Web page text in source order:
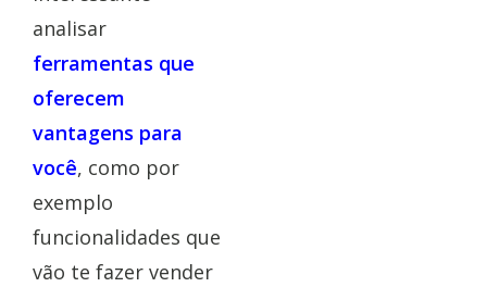
analisar
ferramentas que
oferecem
vantagens para
você, como por
exemplo
funcionalidades que
vão te fazer vender